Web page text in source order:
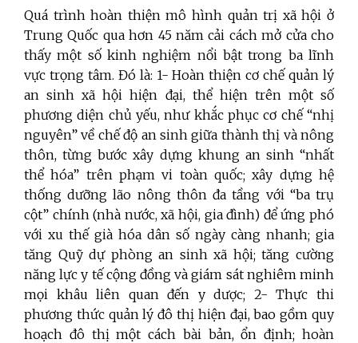
Quá trình hoàn thiện mô hình quản trị xã hội ở
Trung Quốc qua hơn 45 năm cải cách mở cửa cho
thấy một số kinh nghiệm nổi bật trong ba lĩnh
vực trọng tâm. Đó là: 1- Hoàn thiện cơ chế quản lý
an sinh xã hội hiện đại, thể hiện trên một số
phương diện chủ yếu, như khắc phục cơ chế “nhị
nguyên” về chế độ an sinh giữa thành thị và nông
thôn, từng bước xây dựng khung an sinh “nhất
thể hóa” trên phạm vi toàn quốc; xây dựng hệ
thống dưỡng lão nông thôn đa tầng với “ba trụ
cột” chính (nhà nước, xã hội, gia đình) để ứng phó
với xu thế già hóa dân số ngày càng nhanh; gia
tăng Quỹ dự phòng an sinh xã hội; tăng cường
năng lực y tế cộng đồng và giám sát nghiêm minh
mọi khâu liên quan đến y dược; 2- Thực thi
phương thức quản lý đô thị hiện đại, bao gồm quy
hoạch đô thị một cách bài bản, ổn định; hoàn